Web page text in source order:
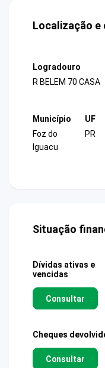
Localização
Logradouro
R BELEM 70 CASA
Município
Foz do
Iguacu
UF
PR
Situação
Dívidas ativas e
vencidas
Consultar
Cheques
Consultar